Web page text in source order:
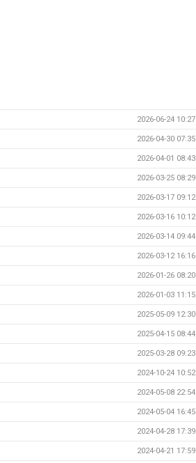
2026-06-24 10:27
2026-04-30 07:35
2026-04-01 08:43
2026-03-25 08:29
2026-03-17 09:12
2026-03-16 10:12
2026-03-14 09:44
2026-03-12 16:16
2026-01-26 08:20
2026-01-03 11:15
2025-05-09 12:30
2025-04-15 08:44
2025-03-28 09:23
2024-10-24 10:52
2024-05-08 22:54
2024-05-04 16:45
2024-04-28 17:39
2024-04-21 17:59